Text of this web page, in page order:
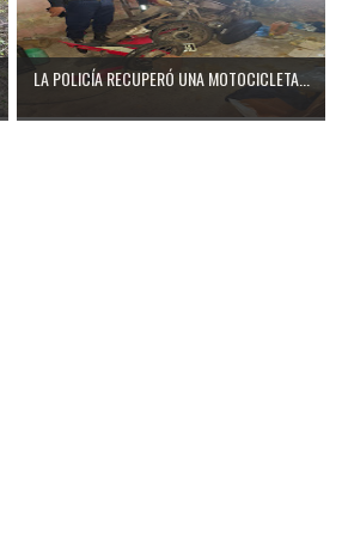
LA POLICÍA RECUPERÓ UNA MOTOCICLETA...